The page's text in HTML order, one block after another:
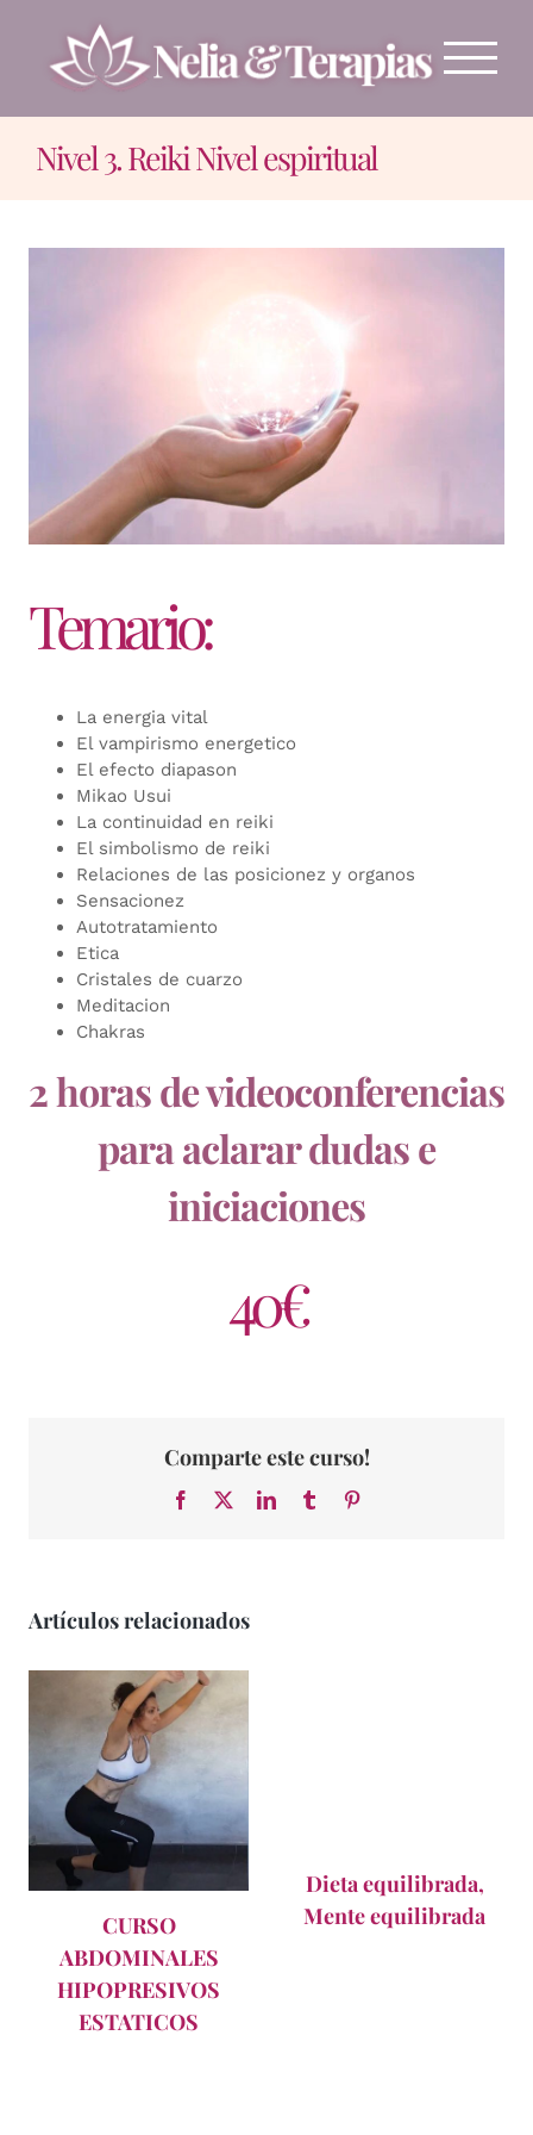
contenido
Nivel 3. Reiki Nivel espiritual
Temario:
La energia vital
El vampirismo energetico
El efecto diapason
Mikao Usui
La continuidad en reiki
El simbolismo de reiki
Relaciones de las posicionez y organos
Sensacionez
Autotratamiento
Etica
Cristales de cuarzo
Meditacion
Chakras
2 horas de videoconferencias
para aclarar dudas e
iniciaciones
40€
Comparte este curso!
Facebook LinkedInTumblr
Artículos relacionados
CURSO
ABDOMINALES
HIPOPRESIVOS
ESTATICOS
Dieta equilibrada,
Mente equilibrada